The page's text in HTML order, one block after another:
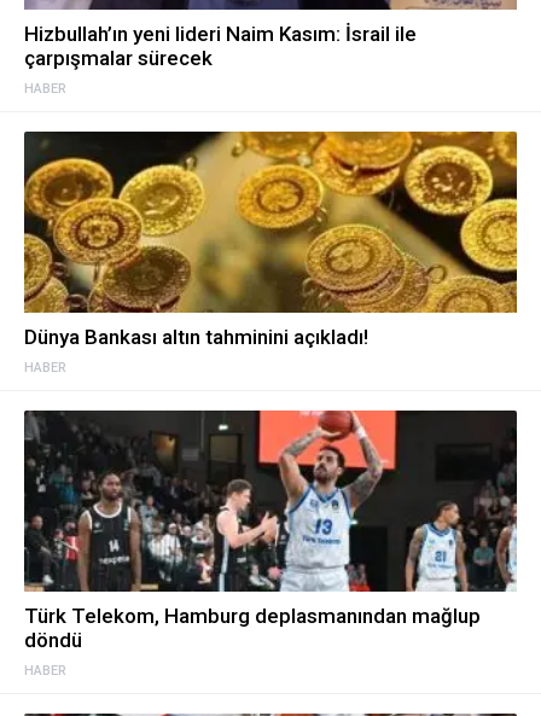
HABER
Hizbullah’ın yeni lideri Naim Kasım: İsrail ile
çarpışmalar sürecek
HABER
Dünya Bankası altın tahminini açıkladı!
HABER
Türk Telekom, Hamburg deplasmanından mağlup
döndü